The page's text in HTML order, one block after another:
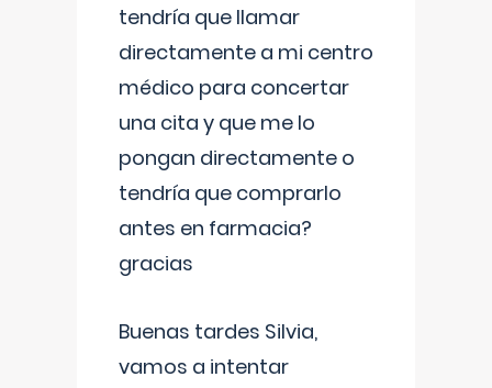
tendría que llamar
directamente a mi centro
médico para concertar
una cita y que me lo
pongan directamente o
tendría que comprarlo
antes en farmacia?
gracias
Buenas tardes Silvia,
vamos a intentar